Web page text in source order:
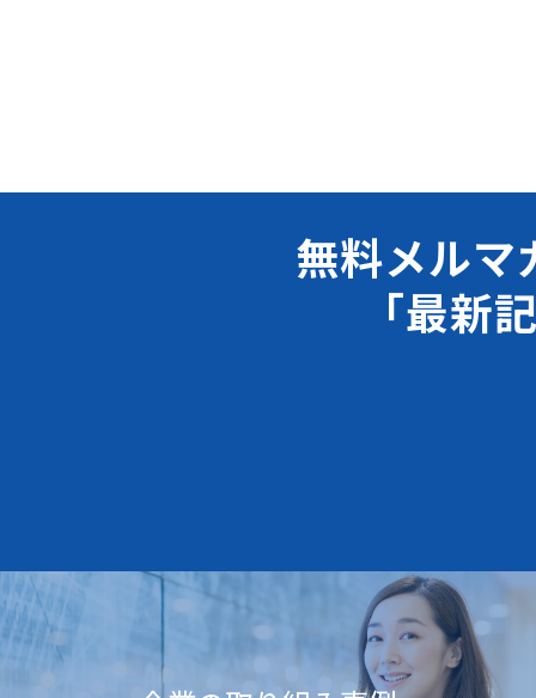
無料メルマ
「最新